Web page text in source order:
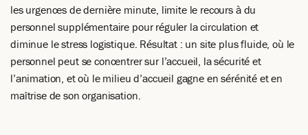
les urgences de dernière minute, limite le recours à du
personnel supplémentaire pour réguler la circulation et
diminue le stress logistique. Résultat : un site plus fluide, où le
personnel peut se concentrer sur l’accueil, la sécurité et
l’animation, et où le milieu d’accueil gagne en sérénité et en
maîtrise de son organisation.